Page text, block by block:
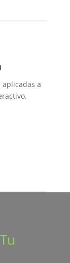
aplicadas a
Tu